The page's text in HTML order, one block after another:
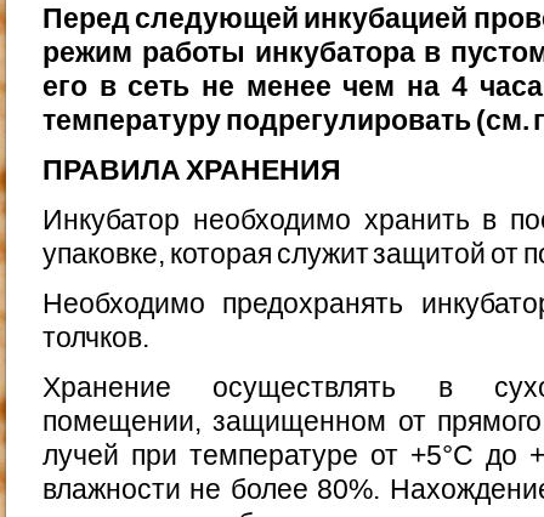
Перед следующей инкубацией
режим работы инкубатора в
его в сеть не менее чем на 4
температуру подрегулировать (см.
ПРАВИЛА ХРАНЕНИЯ
Инкубатор необходимо хранить в
упаковке, кото­рая служит защитой от
Необходимо предохранять
толчков.
Хранение осуществлять в
помещении, защищенном от
лучей при температуре от +5°С до
влажности не более 80%.